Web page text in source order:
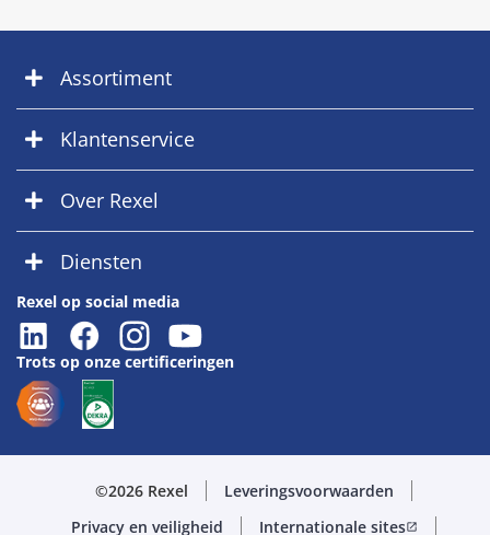
Assortiment
Klantenservice
Over Rexel
Diensten
Rexel op social media
Trots op onze certificeringen
©2026 Rexel
Leveringsvoorwaarden
Privacy en veiligheid
Internationale sitesopen_in_new